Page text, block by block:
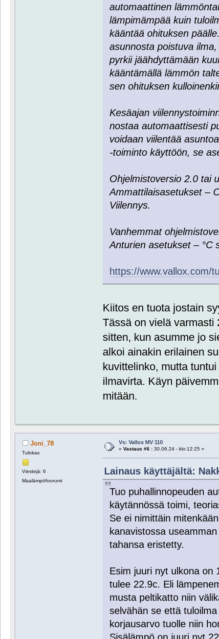
automaattinen
lämpimämpää kuin
kääntää ohituksen
asunnosta poistuva
pyrkii jäähdyttämään
kääntämällä lämmön
sen ohituksen
Kesäajan
nostaa automaattisesti
voidaan viilentää
-toiminto käyttöön, se
Ohjelmistoversio 2.0 tai
Ammattilaisasetukset –
Viilennys.
Vanhemmat
Anturien asetukset – °C
https://www.vallox.com/
Kiitos en tuota jostain
Tässä on vielä varmasti
sitten, kun asumme jo
alkoi ainakin erilainen
kuvittelinko, mutta
ilmavirta. Käyn
mitään.
Joni_78
Tulokas
Viestejä: 6
Maalämpöfoorumi
Vs: Vallox MV 110
« Vastaus #6 :30.06.24 - klo:12:25 »
Lainaus käyttäjältä:
Tuo puhallinnopeuden
käytännössä toimi,
Se ei nimittäin
kanavistossa
tahansa eristetty.
Esim juuri nyt ulkona on
tulee 22.9c. Eli
musta peltikatto niin
selvähän se että
korjausarvo tuolle niin